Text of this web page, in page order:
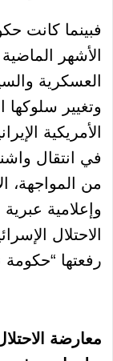
فبينما كانت
الأشهر
العسكرية
وتغيير سلوكها
الأمريكية
في انتقال
من المواجهة،
وإعلامية
الاحتلال
رفعتها “حكومة
معارضة